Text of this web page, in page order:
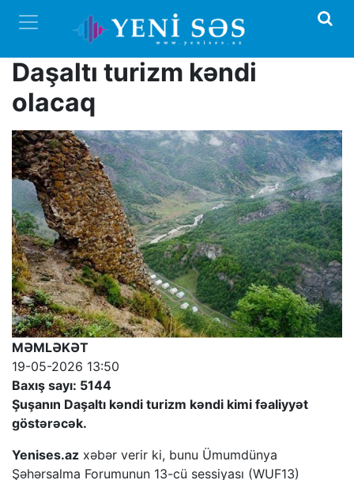
Daşaltı turizm kəndi
olacaq
MƏMLƏKƏT
19-05-2026 13:50
Baxış sayı: 5144
Şuşanın Daşaltı kəndi turizm kəndi kimi fəaliyyət
göstərəcək.
Yenises.az xəbər verir ki, bunu Ümumdünya
Şəhərsalma Forumunun 13-cü sessiyası (WUF13)